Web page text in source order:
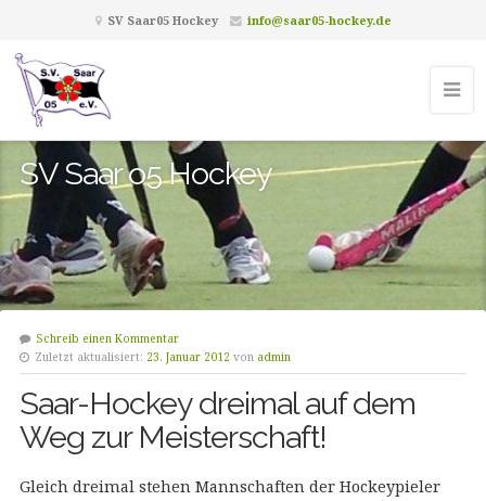
SV Saar05 Hockey info@saar05-hockey.de
SV Saar o5 Hockey
Schreib einen Kommentar
Zuletzt aktualisiert: 23. Januar 2012 von admin
Saar-Hockey dreimal auf dem
Weg zur Meisterschaft!
Gleich dreimal stehen Mannschaften der Hockeypieler